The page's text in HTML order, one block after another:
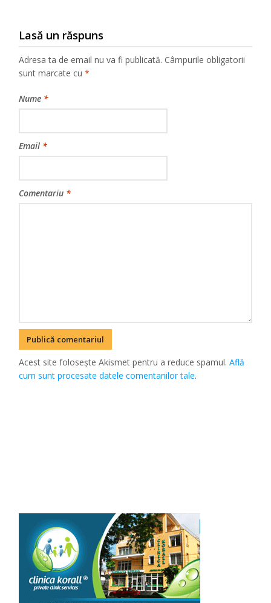
Lasă un răspuns
Adresa ta de email nu va fi publicată. Câmpurile obligatorii
sunt marcate cu*
Nume *
Email *
Comentariu *
Acest site folosește Akismet pentru a reduce spamul.Află
cum sunt procesate datele comentariilor tale.